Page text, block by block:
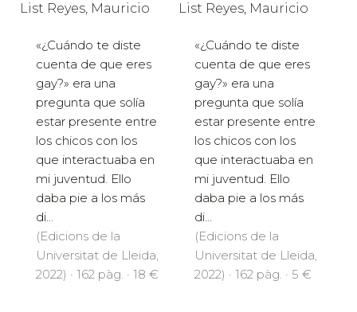
List Reyes, Mauricio
«¿Cuándo te diste
cuenta de que eres
gay?» era una
pregunta que solía
estar presente entre
los chicos con los
que interactuaba en
mi juventud. Ello
daba pie a los más
di...
(Edicions de la
Universitat de Lleida,
2022) · 162 pàg. · 18 €
List Reyes, Mauricio
«¿Cuándo te diste
cuenta de que eres
gay?» era una
pregunta que solía
estar presente entre
los chicos con los
que interactuaba en
mi juventud. Ello
daba pie a los más
di...
(Edicions de la
Universitat de Lleida,
2022) · 162 pàg. · 5 €